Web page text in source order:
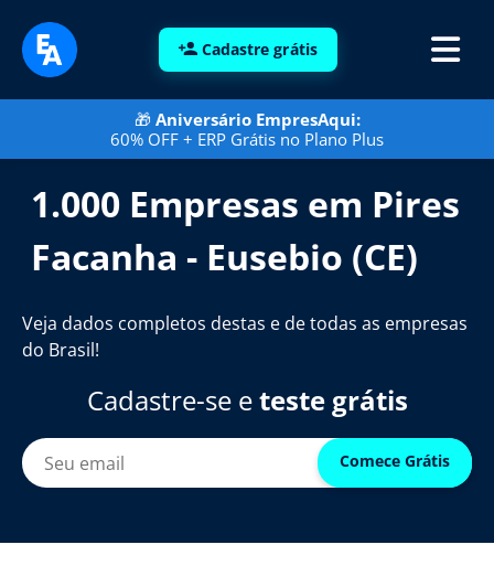
Cadastre grátis
🎁 Aniversário EmpresAqui:
60% OFF + ERP Grátis no Plano Plus
1.000 Empresas em Pires
Facanha - Eusebio (CE)
Veja dados completos destas e de todas as empresas
do Brasil!
Cadastre-se eteste grátis
Comece Grátis